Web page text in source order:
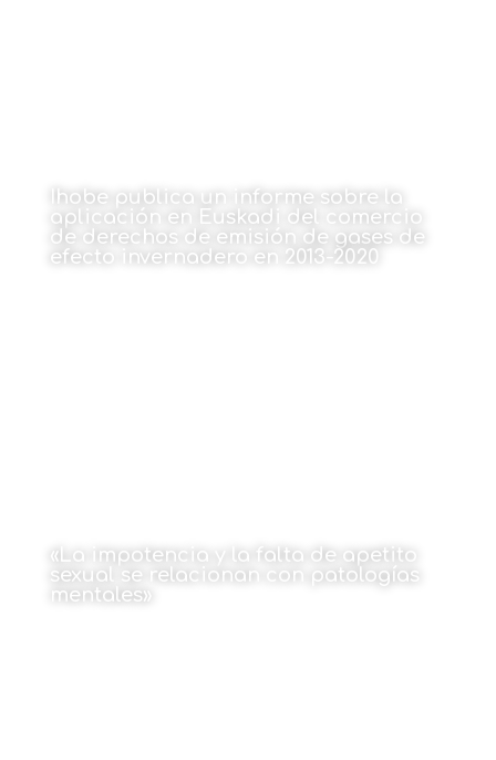
Ihobe publica un informe sobre la
aplicación en Euskadi del comercio
de derechos de emisión de gases de
efecto invernadero en 2013-2020
«La impotencia y la falta de apetito
sexual se relacionan con patologías
mentales»